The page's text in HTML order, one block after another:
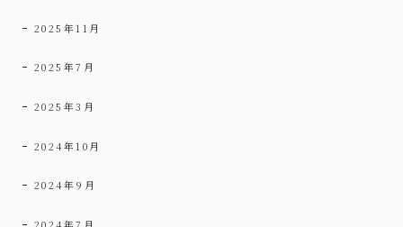
2025年11月
2025年7月
2025年3月
2024年10月
2024年9月
2024年7月